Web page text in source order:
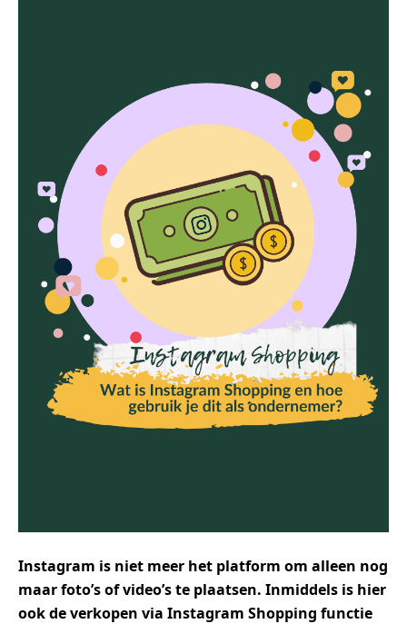
Instagram is niet meer het platform om alleen nog
maar foto’s of video’s te plaatsen. Inmiddels is hier
ook de verkopen via Instagram Shopping functie